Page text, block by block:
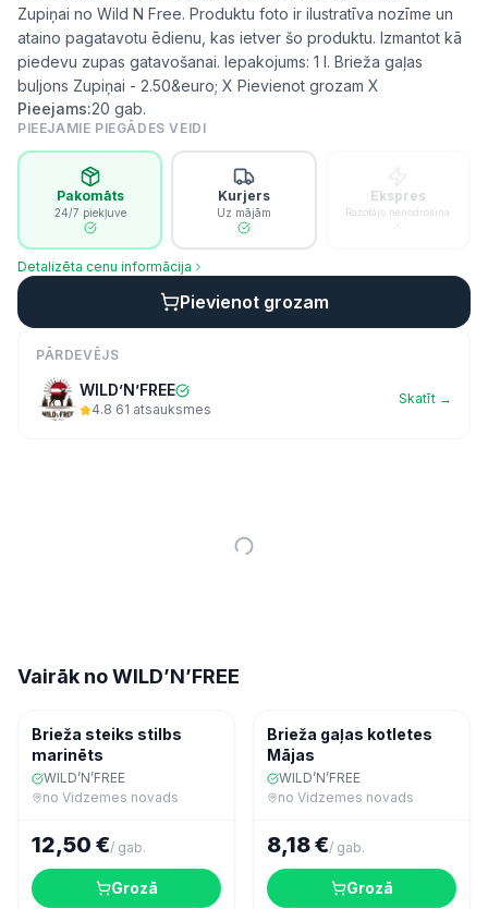
Zupiņai no Wild N Free. Produktu foto ir ilustratīva nozīme un
ataino pagatavotu ēdienu, kas ietver šo produktu. Izmantot kā
piedevu zupas gatavošanai. Iepakojums: 1 l. Brieža gaļas
buljons Zupiņai - 2.50&euro; X Pievienot grozam X
Pieejams:20 gab.
PIEEJAMIE PIEGĀDES VEIDI
Pakomāts
24/7 piekļuve
Kurjers
Uz mājām
Ekspres
Ražotājs nenodrošina
Detalizēta cenu informācija
Pievienot grozam
PĀRDEVĒJS
WILD’N’FREE
4.8·61 atsauksmes
Skatīt →
Vairāk noWILD’N’FREE
Brieža steiks stilbs
marinēts
WILD’N’FREE
no Vidzemes novads
12,50 €/ gab.
Grozā
Saldēta pārtika
Brieža gaļas kotletes
Mājas
WILD’N’FREE
no Vidzemes novads
8,18 €/ gab.
Grozā